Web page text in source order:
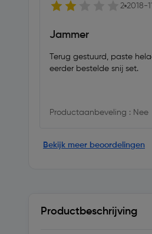
2 2018-
Jammer
Terug gestuurd, paste helaas
eerder bestelde snij set.
Productaanbeveling : Nee
Bekijk meer beoordelingen
Productbeschrijving